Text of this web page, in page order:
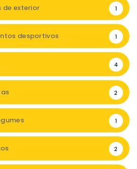
de exterior 1
desportivos 1
4
2
1
2